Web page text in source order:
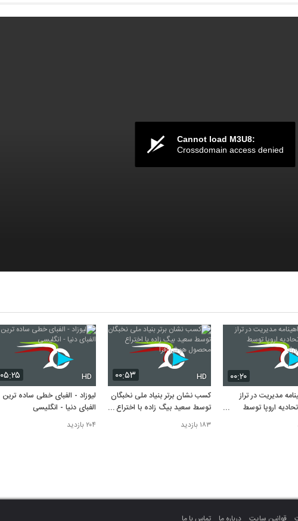
Cannot load M3U8:
Crossdomain access denied
۰۰:۲۰
مدیریت در تراز
اروپا توسط
۰۰:۵۳ HD
کسب نشان برتر بنیاد ملی نخبگان
توسط سعید بیگ زاده با اختراع
محصول هوش افزا
۱۸۳ بازدید
۰۵:۲۵ HD
لیوزاد - الفبای خطی ساده ترین
الفبای دنیا - انگلیسی
۲۰۴ بازدید
قوانین سایت درباره ما تماس با ما